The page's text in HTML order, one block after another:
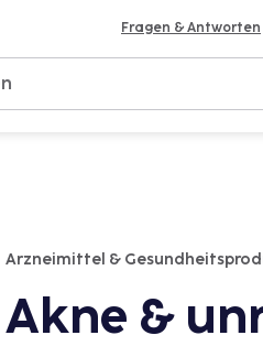
Fragen & Antworten
Notdienst-Apotheke
Arzneimittel &
Akne &